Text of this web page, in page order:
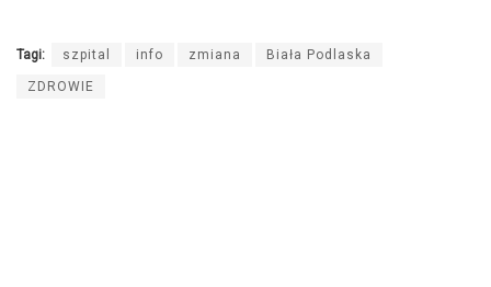
Tagi: szpital info zmiana Biała Podlaska
ZDROWIE